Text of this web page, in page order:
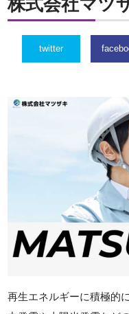
株式会社マツ
twitter
再生エネルギーに積極的